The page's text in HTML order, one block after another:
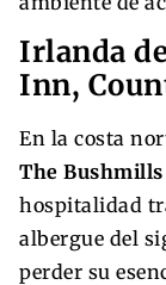
Irlanda
Inn,
En la costa
The
hospitalidad
albergue del
perder su